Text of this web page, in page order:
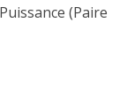
(Paire